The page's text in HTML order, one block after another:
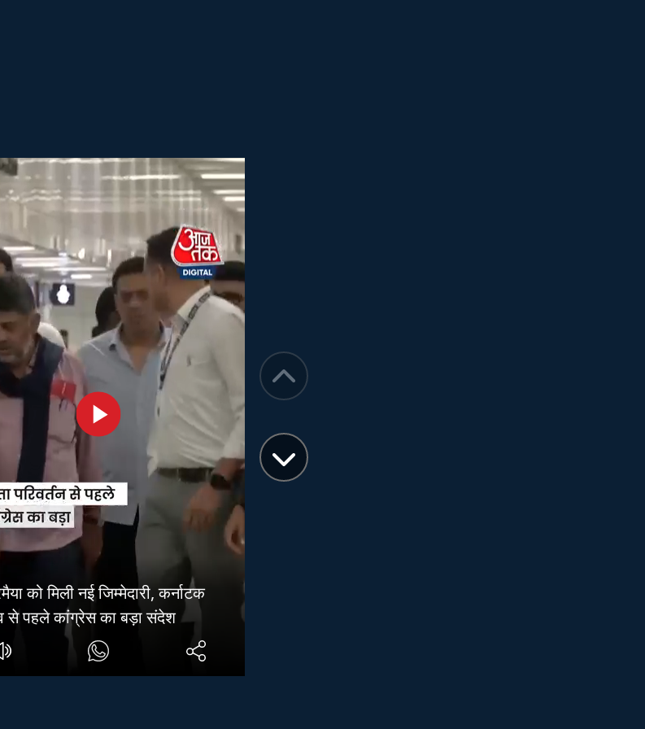
को मिली नई जिम्मेदारी, कर्नाटक
से पहले कांग्रेस का बड़ा संदेश